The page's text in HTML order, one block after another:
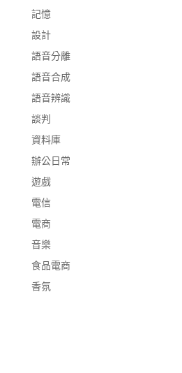
記憶
設計
語音分離
語音合成
語音辨識
談判
資料庫
辦公日常
遊戲
電信
電商
音樂
食品電商
香氛